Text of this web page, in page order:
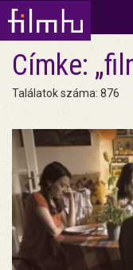
Címke:
Találatok száma: 876